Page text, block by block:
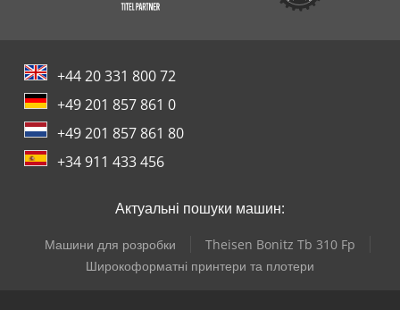
+44 20 331 800 72
+49 201 857 861 0
+49 201 857 861 80
+34 911 433 456
Актуальні пошуки машин:
Машини для розробки
Theisen Bonitz Tb 310 Fp
Широкоформатні принтери та плотери